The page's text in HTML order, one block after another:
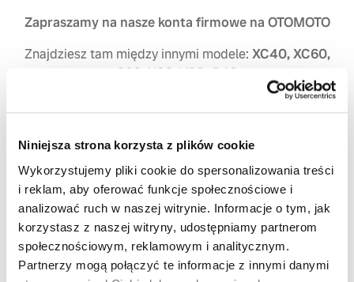
Niniejsza strona korzysta z plików cookie
Wykorzystujemy pliki cookie do spersonalizowania treści
i reklam, aby oferować funkcje społecznościowe i
analizować ruch w naszej witrynie. Informacje o tym, jak
korzystasz z naszej witryny, udostępniamy partnerom
społecznościowym, reklamowym i analitycznym.
Partnerzy mogą połączyć te informacje z innymi danymi
Zapraszamy na nasze konta firmowe na OTOMOTO
Znajdziesz tam między innymi modele: XC40, XC60,
S60, V60, V90, C40
konta na platformie OtoMoto! W naszych profilach
znajdziesz tylko sprawdzone samochody używane
Volvo i nie tylko.
Samochody używane Chorzów